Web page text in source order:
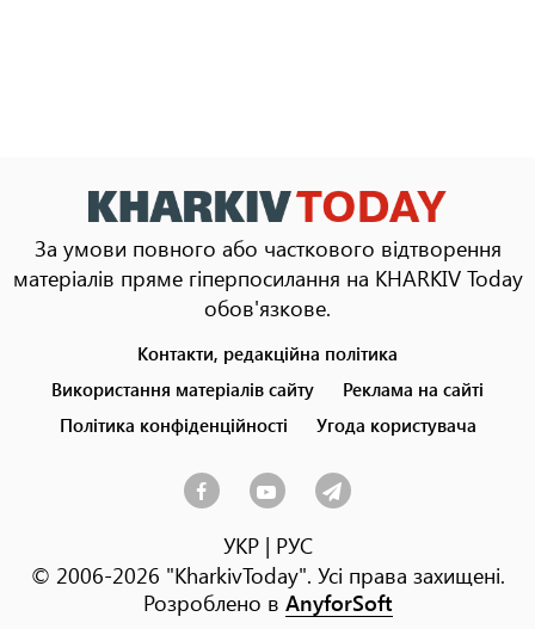
За умови повного або часткового відтворення
матеріалів пряме гіперпосилання на KHARKIV Today
обов'язкове.
menu
Контакти, редакційна політика
Використання матеріалів сайту
Реклама на сайті
Політика конфіденційності
Угода користувача
УКР| РУС
© 2006-2026 "KharkivToday". Усі права захищені.
Розроблено в AnyforSoft